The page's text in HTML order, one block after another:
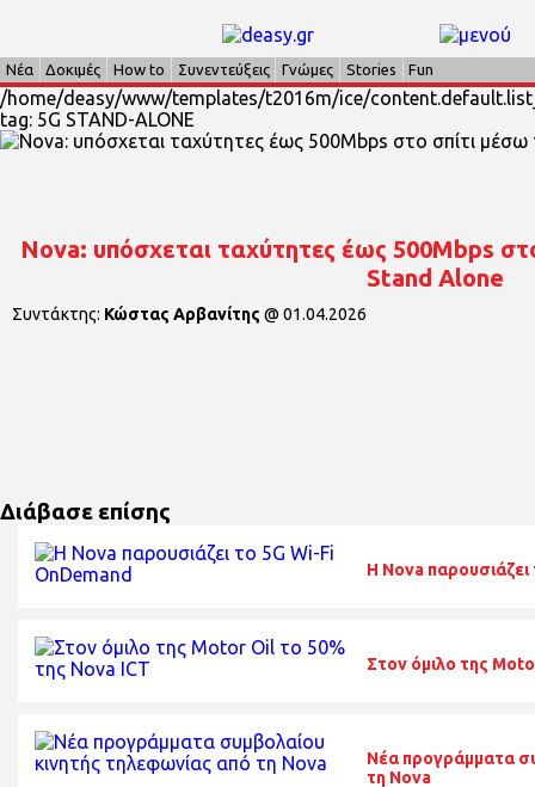
Νέα Δοκιμές How to Συνεντεύξεις Γνώμες Stories Fun
/home/deasy/www/templates/t2016m/ice/
tag: 5G STAND-ALONE
Nova: υπόσχεται ταχύτητες έως 500Mbps
Stand Alone
Συντάκτης: Κώστας Αρβανίτης @ 01.04.2026
Διάβασε επίσης
Η Nova
Στον όμιλο της
Νέα προγράμματα
τη Nova